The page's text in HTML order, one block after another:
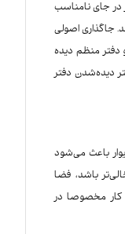
در جای نامناسب
جاگذاری اصولی
منظم‌ دیده
دیده‌شدن دفتر
باعث می‌شود
باشد، فضا
کار مخصوصا در